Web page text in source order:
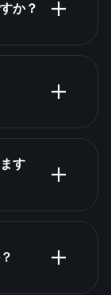
チャ
か？
す